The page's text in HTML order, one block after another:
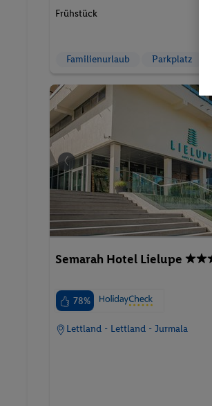
Frühstück
Familienurlaub Parkplatz
Semarah Hotel Lielupe
78%
Lettland - Lettland - Jurmala